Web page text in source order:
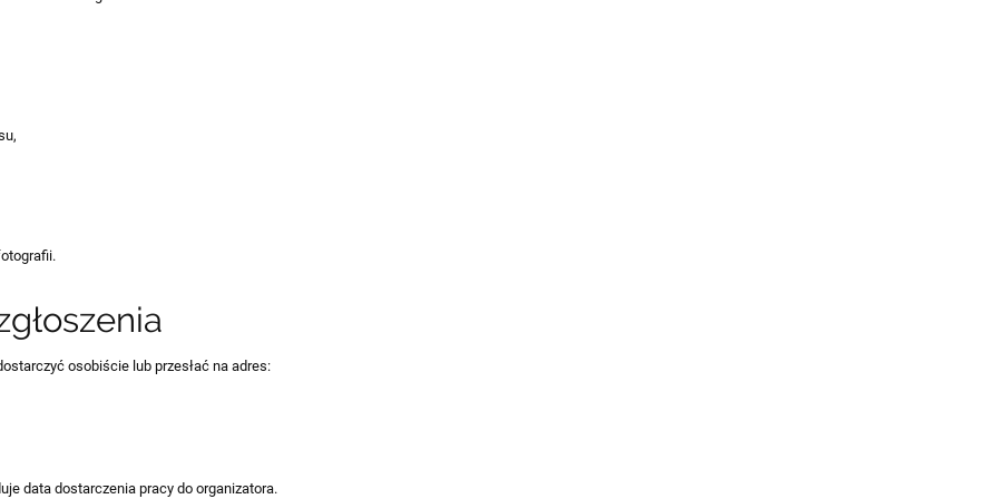
osobiście lub przesłać na adres:
data dostarczenia pracy do organizatora.